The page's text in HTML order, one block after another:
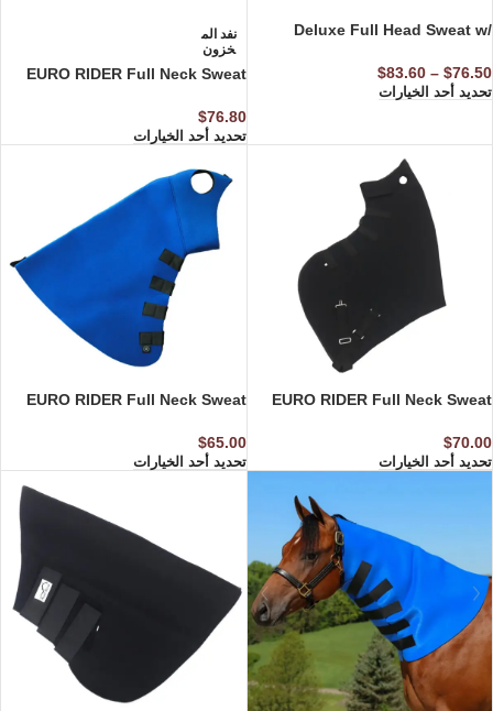
Deluxe Full Head Sweat w/
$76.50
–
$83.60
تحديد أحد الخيارات
نفد الم
خزون
EURO RIDER Full Neck Sweat
$76.80
تحديد أحد الخيارات
EURO RIDER Full Neck Sweat
$70.00
تحديد أحد الخيارات
EURO RIDER Full Neck Sweat
$65.00
تحديد أحد الخيارات